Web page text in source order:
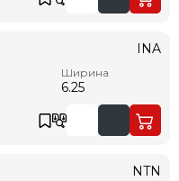
Ширина
6.25
INA
NTN